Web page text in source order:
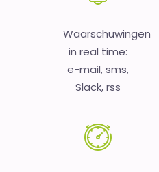
Waarschuwingen
in real time:
e-mail, sms,
Slack, rss